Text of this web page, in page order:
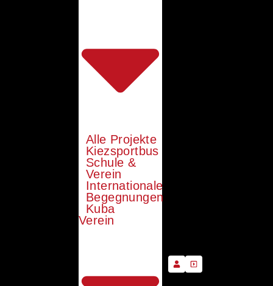
Alle Projekte
Kiezsportbus
Schule &
Verein
Internationale
Begegnungen
Kuba
Verein